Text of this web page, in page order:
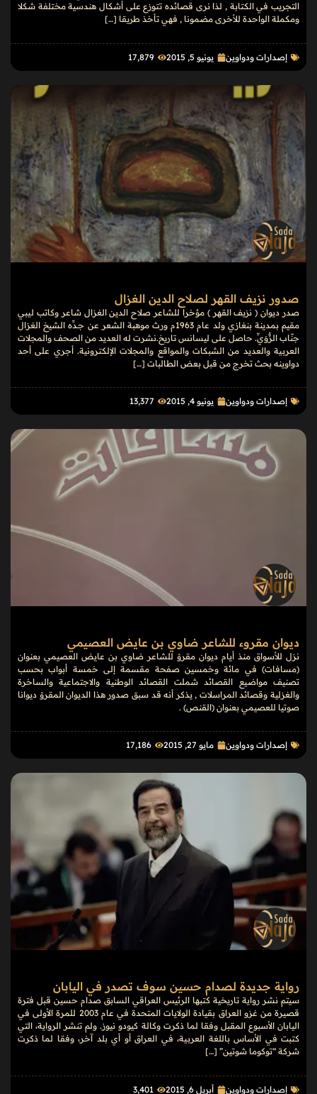
التجريب في الكتابة , لذا نرى قصائده تتوزع على أشكال هندسية مختلفة شكلا
ومكملة الواحدة للأخرى مضمونا , فهي تأخذ طريقا […]
إصدارات ودواوين يونيو 5, 2015 17٬879
صدور نزيف القهر لصلاح الدين الغزال
صدر ديوان ( نزيف القهر ) مؤخرا للشاعر صلاح الدين الغزال شاعر وكاتب ليبي
مقيم بمدينة بنغازي ولد عام 1963م ورث موهبة الشعر عن جـدِّه الشيخ الغزال
جنّاب الزُّوَيِّ. حاصل على ليسانس تاريخ.نشرت له العديد من الصحف والمجلات
العربية والعديد من الشبكات والمواقع والمجلات الإلكترونية. أجري على أحد
دواوينه بحث تخرج من قبل بعض الطالبات […]
إصدارات ودواوين يونيو 4, 2015 13٬377
ديوان مقروء للشاعر ضاوي بن عايض العصيمي
نزل للأسواق منذ أيام ديوان مقروْ للشاعر ضاوي بن عايض العصيمي بعنوان
(مسافات) في مائة وخمسين صفحة مقسمة إلى خمسة أبواب بحسب
تصنيف مواضيع القصائد شملت القصائد الوطنية والاجتماعية والساخرة
والغزلية وقصائد المراسلات , يذكر أنه قد سبق صدور هذا الديوان المقروْ ديوانا
صوتيا للعصيمي بعنوان (القنص) .
إصدارات ودواوين مايو 27, 2015 17٬186
رواية جديدة لصدام حسين سوف تصدر في اليابان
سيتم نشر رواية تاريخية كتبها الرئيس العراقي السابق صدام حسين قبل فترة
قصيرة من غزو العراق بقيادة الولايات المتحدة في عام 2003 للمرة الأولى في
اليابان الأسبوع المقبل وفقا لما ذكرت وكالة كيودو نيوز. ولم تنشر الرواية، التي
كتبت في الأساس باللغة العربية، في العراق أو أي بلد آخر، وفقا لما ذكرت
شركة “توكوما شوتين” […]
إصدارات ودواوين أبريل 6, 2015 3٬401